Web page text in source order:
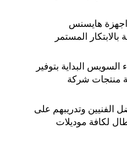
هايسنس
المستمر
السويس البداية بتوفير
منتجات شركة
الفنيين وتدريبهم على
لكافة موديلات